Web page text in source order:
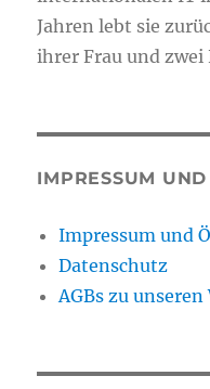
Jahren lebt sie
ihrer Frau und zwei
IMPRESSUM
Impressum und
Datenschutz
AGBs zu